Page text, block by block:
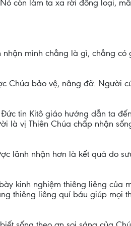
còn làm ta xa rời đồng loại,
mình chẳng là gì, chẳng có
Chúa bảo vệ, nâng đỡ. Người
tin Kitô giáo hướng dẫn ta
là vị Thiên Chúa chấp nhận
lãnh nhận hơn là kết quả do
kinh nghiệm thiêng liêng của
thiêng liêng quí báu giúp mọi